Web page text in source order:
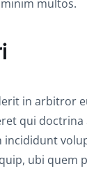
multos.
in arbitror
qui
ubi quem